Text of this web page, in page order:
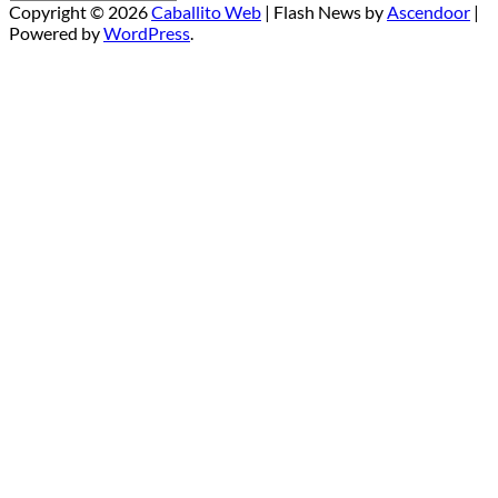
Copyright © 2026Caballito Web | Flash News byAscendoor |
Powered byWordPress.